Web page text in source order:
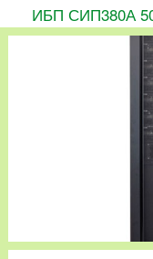
ИБП СИП380А